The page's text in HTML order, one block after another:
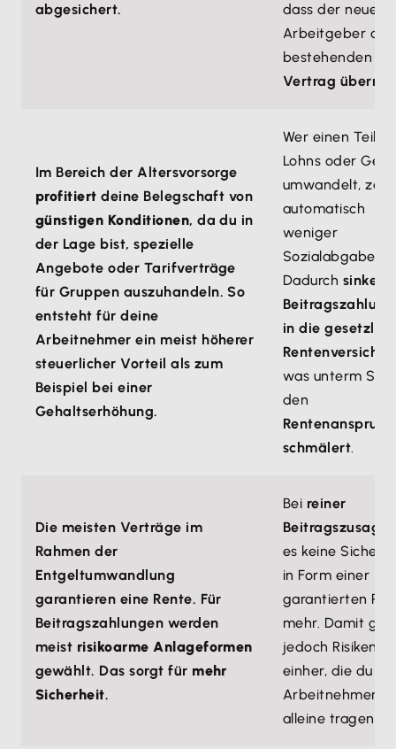
abgesichert.
dass der neue
Arbeitgeber den
bestehenden
Vertrag
Im Bereich der Altersvorsorge
profitiert deine Belegschaft von
günstigen Konditionen, da du in
der Lage bist, spezielle
Angebote oder Tarifverträge
für Gruppen auszuhandeln. So
entsteht für deine
Arbeitnehmer ein meist höherer
steuerlicher Vorteil als zum
Beispiel bei einer
Gehaltserhöhung.
Wer einen Teil
Lohns oder
umwandelt,
automatisch
weniger
Sozialabgaben.
Dadurch sinken
in die
was unterm
den
Rentenanspruch
schmälert.
Die meisten Verträge im
Rahmen der
Entgeltumwandlung
garantieren eine Rente. Für
Beitragszahlungen werden
meist risikoarme Anlageformen
gewählt. Das sorgt für mehr
Sicherheit.
Bei reiner
Beitragszusage
es keine
in Form einer
garantierten
mehr. Damit
jedoch Risiken
einher, die du als
Arbeitnehmer
alleine tragen